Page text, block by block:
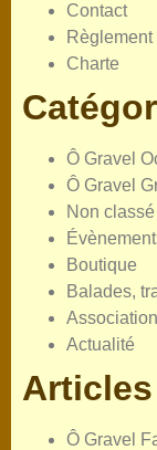
Contact
Charte
Ô Gravel
Ô Gravel
Non classé
Boutique
Balades,
Actualité
Articles
Ô Gravel